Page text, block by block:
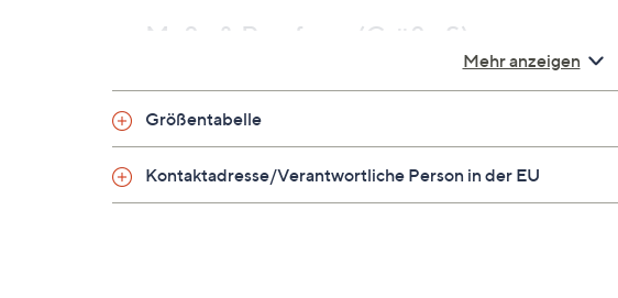
Maße & Passform (Größe S)
hüftumspielende Länge
Material
Mehr anzeigen
Größentabelle
Kontaktadresse/Verantwortliche Person in der EU